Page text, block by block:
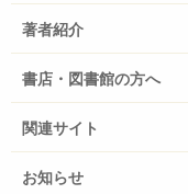
著者紹介
書店・図書館の方へ
関連サイト
お知らせ